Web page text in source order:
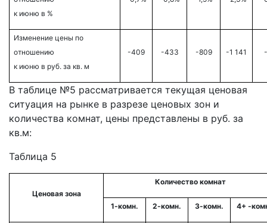
к июню в %
Изменение цены по
отношению
к июню в руб. за кв. м
-409 -433 -809 -1 141
В таблице №5 рассматривается текущая ценовая
ситуация на рынке в разрезе ценовых зон и
количества комнат, цены представлены в руб. за
кв.м:
Таблица 5
Ценовая зона
Количество комнат
1-комн. 2-комн. 3-комн. 4+ -